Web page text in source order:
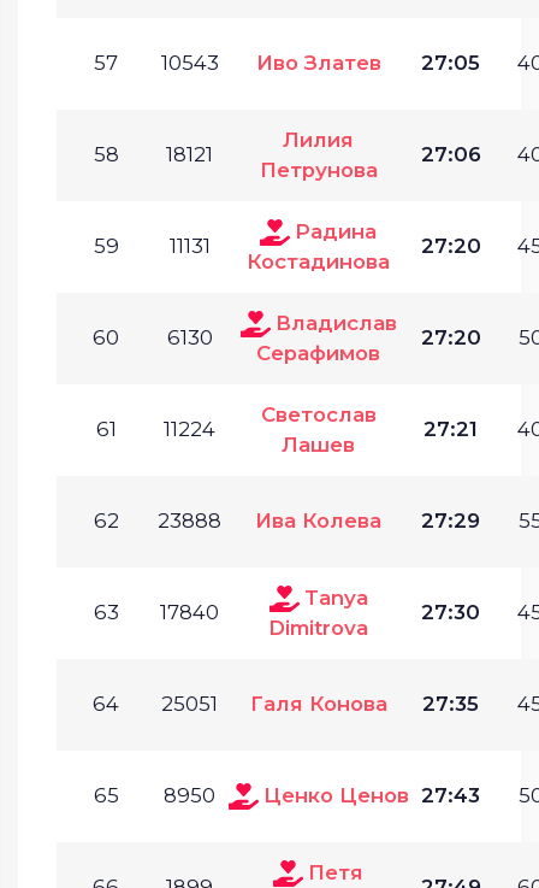
57 10543 Иво Златев 27:05
58 18121
Лилия
Петрунова
27:06
59 11131
Радина
Костадинова
27:20
60 6130
Владислав
Серафимов
27:20
61 11224
Светослав
Лашев
27:21
62 23888 Ива Колева 27:29
63 17840
Tanya
Dimitrova
27:30
64 25051 Галя Конова 27:35
65 8950 Ценко Ценов 27:43
Петя